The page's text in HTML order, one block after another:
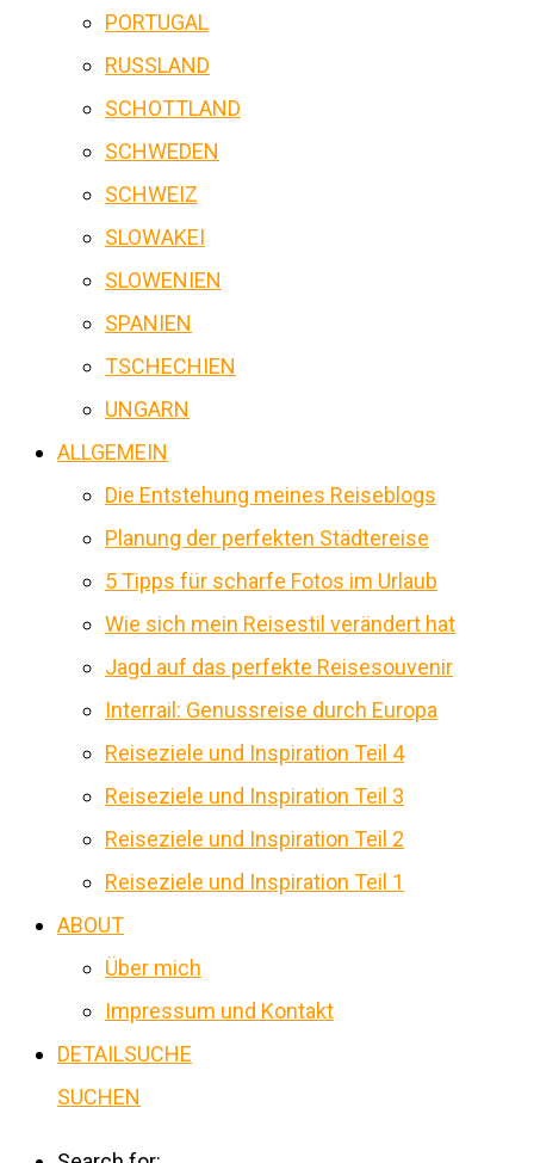
PORTUGAL
RUSSLAND
SCHOTTLAND
SCHWEDEN
SCHWEIZ
SLOWAKEI
SLOWENIEN
SPANIEN
TSCHECHIEN
UNGARN
ALLGEMEIN
Die Entstehung meines Reiseblogs
Planung der perfekten Städtereise
5 Tipps für scharfe Fotos im Urlaub
Wie sich mein Reisestil verändert hat
Jagd auf das perfekte Reisesouvenir
Interrail: Genussreise durch Europa
Reiseziele und Inspiration Teil 4
Reiseziele und Inspiration Teil 3
Reiseziele und Inspiration Teil 2
Reiseziele und Inspiration Teil 1
ABOUT
Über mich
Impressum und Kontakt
DETAILSUCHE
SUCHEN